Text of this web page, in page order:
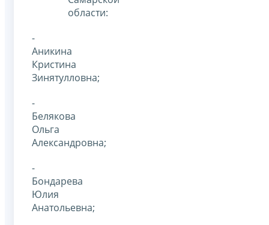
области:
-
Аникина
Кристина
Зинятулловна;
-
Белякова
Ольга
Александровна;
-
Бондарева
Юлия
Анатольевна;